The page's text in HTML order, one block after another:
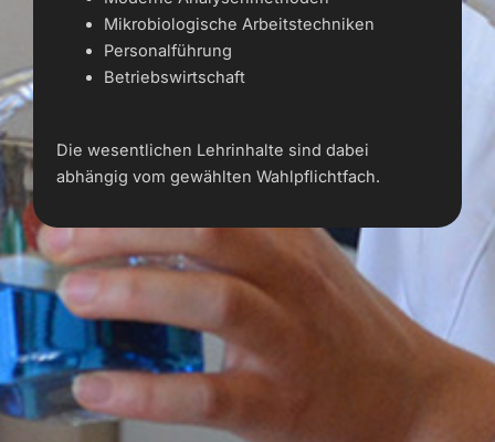
Mikrobiologische Arbeitstechniken
Personalführung
Betriebswirtschaft
Die wesentlichen Lehrinhalte sind dabei
abhängig vom gewählten Wahlpflichtfach.